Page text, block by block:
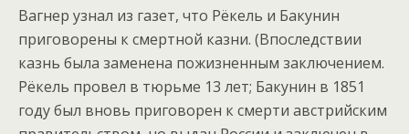
Вагнер узнал из газет, что Рёкель и Бакунин
приговорены к смертной казни. (Впоследствии
казнь была заменена пожизненным заключением.
Рёкель провел в тюрьме 13 лет; Бакунин в 1851
году был вновь приговорен к смерти австрийским